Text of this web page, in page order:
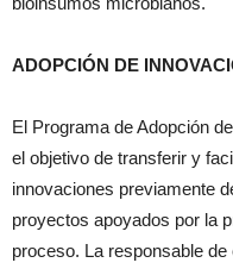
ADOPCIÓN DE
El Programa de Adopción
el objetivo de transferir y
innovaciones previamente
proyectos apoyados por la
proceso. La responsable